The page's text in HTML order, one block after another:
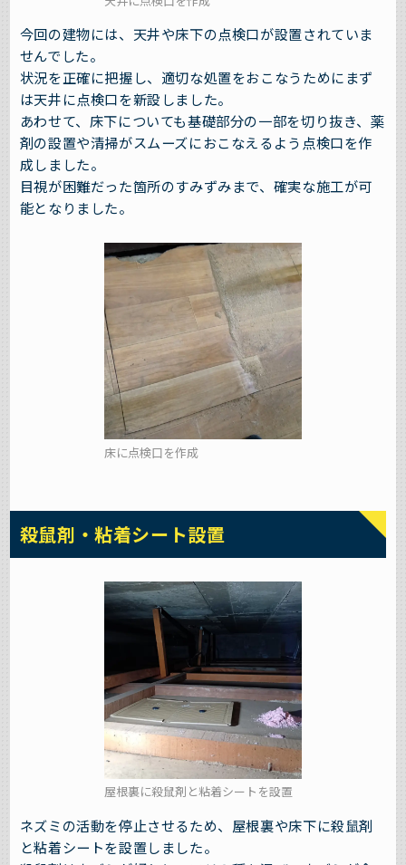
今回の建物には、天井や床下の点検口が設置されていま
せんでした。
状況を正確に把握し、適切な処置をおこなうためにまず
は天井に点検口を新設しました。
あわせて、床下についても基礎部分の一部を切り抜き、薬
剤の設置や清掃がスムーズにおこなえるよう点検口を作
成しました。
目視が困難だった箇所のすみずみまで、確実な施工が可
能となりました。
床に点検口を作成
殺鼠剤・粘着シート設置
屋根裏に殺鼠剤と粘着シートを設置
ネズミの活動を停止させるため、屋根裏や床下に殺鼠剤
と粘着シートを設置しました。